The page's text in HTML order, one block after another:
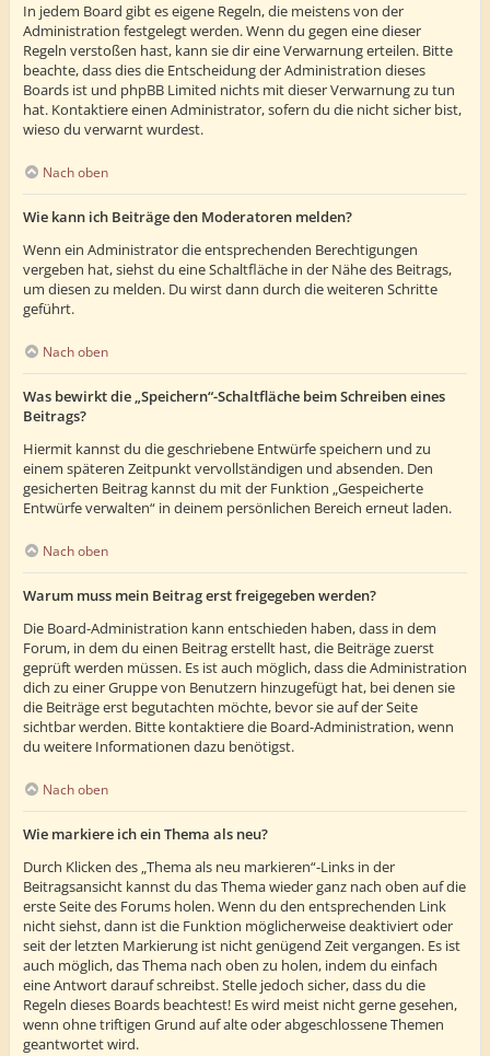
In jedem Board gibt es eigene Regeln, die meistens von der
Administration festgelegt werden. Wenn du gegen eine dieser
Regeln verstoßen hast, kann sie dir eine Verwarnung erteilen. Bitte
beachte, dass dies die Entscheidung der Administration dieses
Boards ist und phpBB Limited nichts mit dieser Verwarnung zu tun
hat. Kontaktiere einen Administrator, sofern du die nicht sicher bist,
wieso du verwarnt wurdest.
Nach oben
Wie kann ich Beiträge den Moderatoren melden?
Wenn ein Administrator die entsprechenden Berechtigungen
vergeben hat, siehst du eine Schaltfläche in der Nähe des Beitrags,
um diesen zu melden. Du wirst dann durch die weiteren Schritte
geführt.
Nach oben
Was bewirkt die „Speichern“-Schaltfläche beim Schreiben eines
Beitrags?
Hiermit kannst du die geschriebene Entwürfe speichern und zu
einem späteren Zeitpunkt vervollständigen und absenden. Den
gesicherten Beitrag kannst du mit der Funktion „Gespeicherte
Entwürfe verwalten“ in deinem persönlichen Bereich erneut laden.
Nach oben
Warum muss mein Beitrag erst freigegeben werden?
Die Board-Administration kann entschieden haben, dass in dem
Forum, in dem du einen Beitrag erstellt hast, die Beiträge zuerst
geprüft werden müssen. Es ist auch möglich, dass die Administration
dich zu einer Gruppe von Benutzern hinzugefügt hat, bei denen sie
die Beiträge erst begutachten möchte, bevor sie auf der Seite
sichtbar werden. Bitte kontaktiere die Board-Administration, wenn
du weitere Informationen dazu benötigst.
Nach oben
Wie markiere ich ein Thema als neu?
Durch Klicken des „Thema als neu markieren“-Links in der
Beitragsansicht kannst du das Thema wieder ganz nach oben auf die
erste Seite des Forums holen. Wenn du den entsprechenden Link
nicht siehst, dann ist die Funktion möglicherweise deaktiviert oder
seit der letzten Markierung ist nicht genügend Zeit vergangen. Es ist
auch möglich, das Thema nach oben zu holen, indem du einfach
eine Antwort darauf schreibst. Stelle jedoch sicher, dass du die
Regeln dieses Boards beachtest! Es wird meist nicht gerne gesehen,
wenn ohne triftigen Grund auf alte oder abgeschlossene Themen
geantwortet wird.